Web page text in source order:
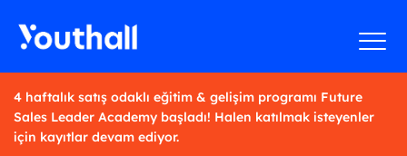
4 haftalık satış odaklı eğitim & gelişim programı Future
Sales Leader Academy başladı! Halen katılmak isteyenler
için kayıtlar devam ediyor.